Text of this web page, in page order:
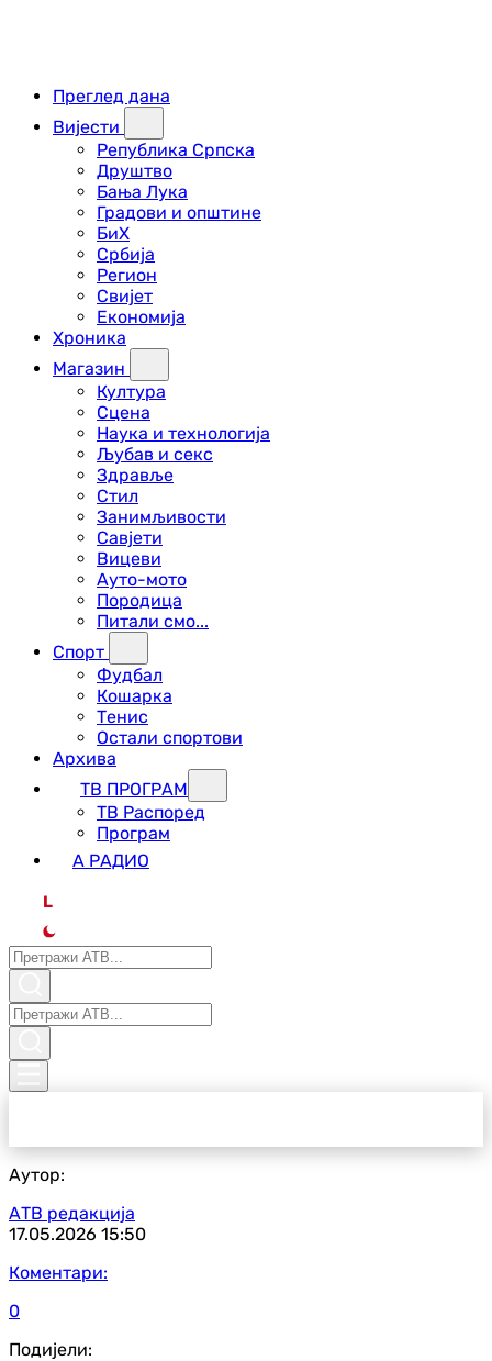
Преглед дана
Вијести
Република Српска
Друштво
Бања Лука
Градови и општине
БиХ
Србија
Регион
Свијет
Економија
Хроника
Магазин
Култура
Сцена
Наука и технологија
Љубав и секс
Здравље
Стил
Занимљивости
Савјети
Вицеви
Ауто-мото
Породица
Питали смо...
Спорт
Фудбал
Кошарка
Тенис
Остали спортови
Архива
ТВ ПРОГРАМ
ТВ Распоред
Програм
А РАДИО
L
Аутор:
АТВ редакција
17.05.2026 15:50
Коментари:
0
Подијели: